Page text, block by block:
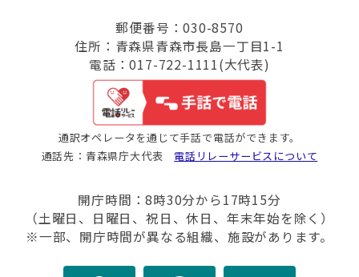
郵便番号：030-8570
住所：青森県青森市長島一丁目1-1
電話：017-722-1111(大代表)
通訳オペレータを通じて手話で電話ができます。
通話先：青森県庁大代表 電話リレーサービスについて
開庁時間：8時30分から17時15分
（土曜日、日曜日、祝日、休日、年末年始を除く）
※一部、開庁時間が異なる組織、施設があります。